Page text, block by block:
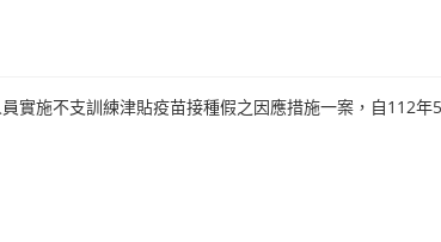
實施不支訓練津貼疫苗接種假之因應措施一案，自112年